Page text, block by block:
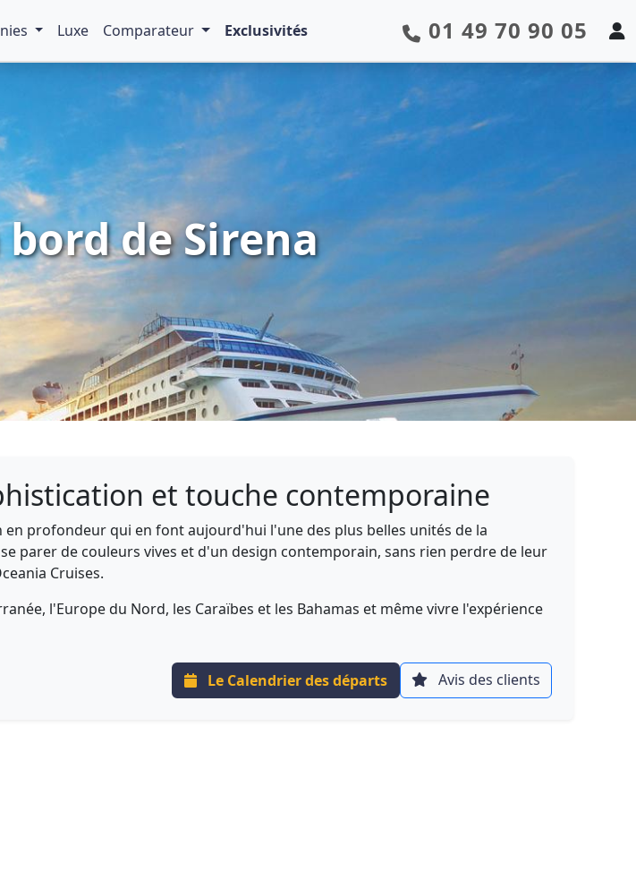
Luxe Comparateur Exclusivités 01 49 70 90 05
de Sirena
et touche contemporaine
profondeur qui en font aujourd'hui l'une des plus belles unités de la
parer de couleurs vives et d'un design contemporain, sans rien perdre de leur
Cruises.
l'Europe du Nord, les Caraïbes et les Bahamas et même vivre l'expérience
Le Calendrier des départs Avis des clients